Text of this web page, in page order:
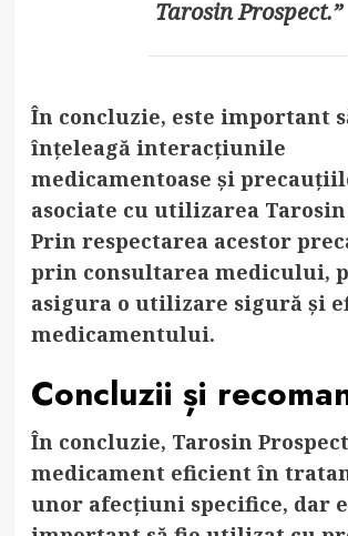
Tarosin Prospect.”
În concluzie, este important
înțeleagă interacțiunile
medicamentoase și
asociate cu utilizarea Tarosin
Prin respectarea acestor
prin consultarea medicului,
asigura o utilizare sigură și
medicamentului.
Concluzii și
În concluzie, Tarosin
medicament eficient în
unor afecțiuni specifice, dar